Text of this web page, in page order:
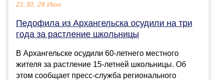
21:30, 28 Июн
Педофила из Архангельска осудили на три
года за растление школьницы
В Архангельске осудили 60-летнего местного
жителя за растление 15-летней школьницы. Об
этом сообщает пресс-служба регионального